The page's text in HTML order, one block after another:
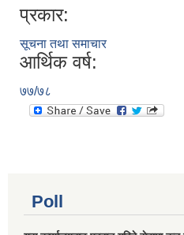
प्रकार:
सूचना तथा समाचार
आर्थिक वर्ष:
७७/७८
Poll